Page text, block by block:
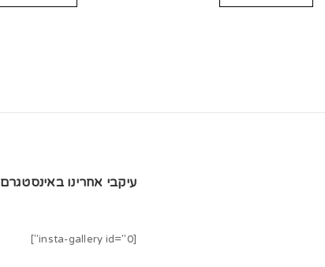
עיקבי אחרינו באינסטגרם
[insta-gallery id="0"]